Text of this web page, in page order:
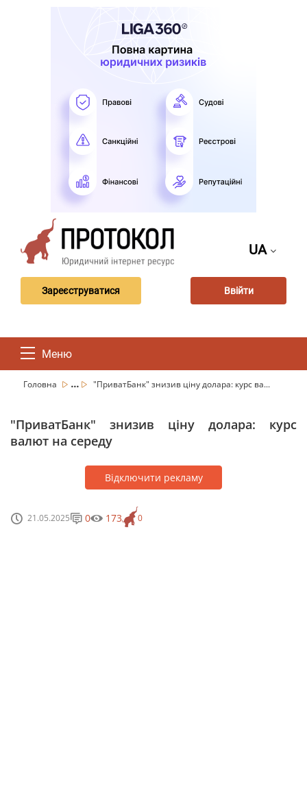
UA
Зареєструватися Ввійти
Меню
Головна ... "ПриватБанк" знизив ціну долара: курс ва...
"ПриватБанк" знизив ціну долара: курс
валют на середу
Відключити рекламу
21.05.2025 0
0 173